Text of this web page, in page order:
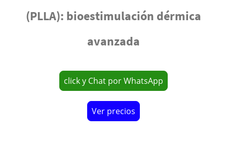
(PLLA): bioestimulación dérmica
avanzada
click y Chat por WhatsApp
Ver precios